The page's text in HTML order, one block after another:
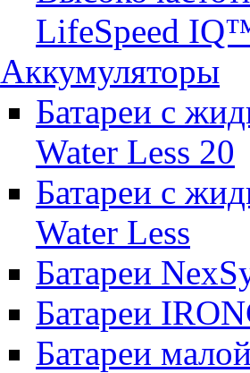
LifeSpeed
Аккумуляторы
Батареи с
Water Less 20
Батареи с
Water Less
Батареи
Батареи
Батареи